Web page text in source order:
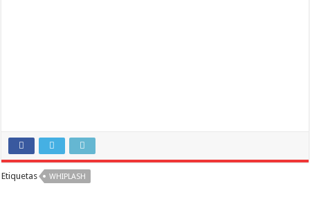
Etiquetas WHIPLASH